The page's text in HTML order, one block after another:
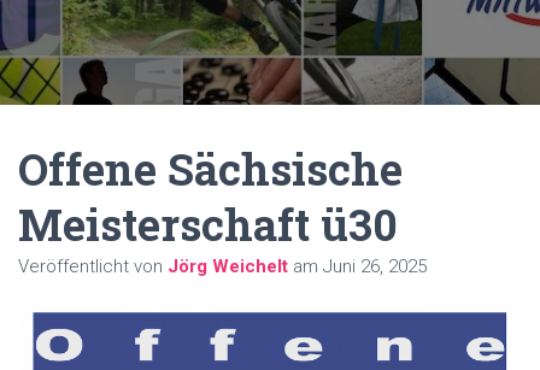
T
O
N
U
N
Offene Sächsische
Meisterschaft ü30
Veröffentlicht von Jörg Weichelt am Juni 26, 2025